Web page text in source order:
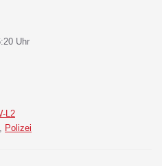
Uhr
L2
, Polizei